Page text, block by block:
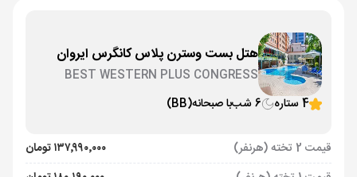
هتل بست وسترن پلاس کانگرس ایروان
BEST WESTERN PLUS CONGRESS
4 ستاره
6 شب با صبحانه(BB)
قیمت 2 تخته (هرنفر)
۱۳۷٬۹۹۰٬۰۰۰ تومان